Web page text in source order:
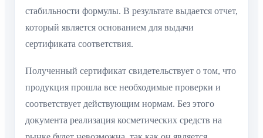
стабильности формулы. В результате выдается отчет,
который является основанием для выдачи
сертификата соответствия.
Полученный сертификат свидетельствует о том, что
продукция прошла все необходимые проверки и
соответствует действующим нормам. Без этого
документа реализация косметических средств на